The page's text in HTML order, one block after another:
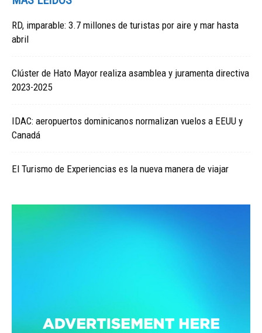
RD, imparable: 3.7 millones de turistas por aire y mar hasta
abril
Clúster de Hato Mayor realiza asamblea y juramenta directiva
2023-2025
IDAC: aeropuertos dominicanos normalizan vuelos a EEUU y
Canadá
El Turismo de Experiencias es la nueva manera de viajar